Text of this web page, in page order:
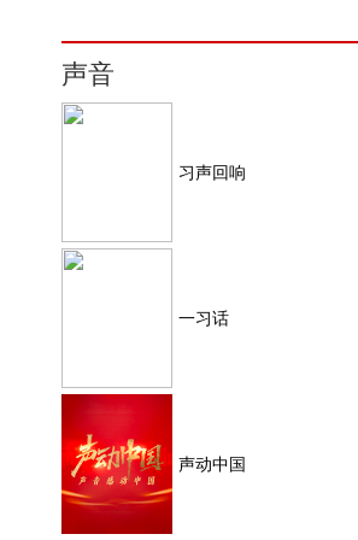
声音
习声回响
一习话
声动中国